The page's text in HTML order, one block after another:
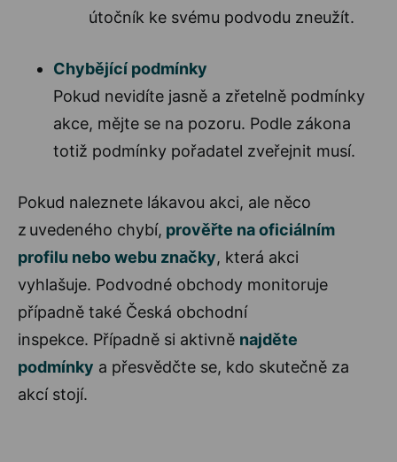
útočník ke svému podvodu zneužít.
Chybějící podmínky
Pokud nevidíte jasně a zřetelně podmínky
akce, mějte se na pozoru. Podle zákona
totiž podmínky pořadatel zveřejnit musí.
Pokud naleznete lákavou akci, ale něco
z uvedeného chybí, prověřte na oficiálním
profilu nebo webu značky, která akci
vyhlašuje. Podvodné obchody monitoruje
případně také Česká obchodní
inspekce. Případně si aktivně najděte
podmínky a přesvědčte se, kdo skutečně za
akcí stojí.